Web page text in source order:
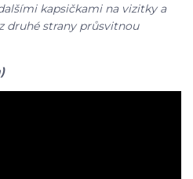
kapsičkami na vizitky a
druhé strany průsvitnou